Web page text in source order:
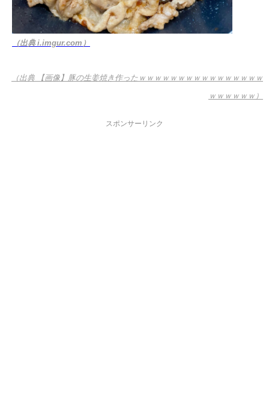
（出典 i.imgur.com）
（出典 【画像】豚の生姜焼き作ったｗｗｗｗｗｗｗｗｗｗｗｗｗｗｗｗ
ｗｗｗｗｗｗ）
スポンサーリンク